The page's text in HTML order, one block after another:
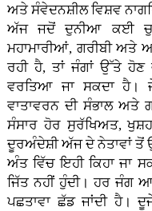
ਅਤੇ ਸੰਵੇਦਨਸ਼ੀਲ ਵਿਸ਼ਵ
ਅੱਜ ਜਦੋਂ ਦੁਨੀਆ ਕਈ
ਮਹਾਮਾਰੀਆਂ, ਗਰੀਬੀ ਅਤੇ
ਰਹੀ ਹੈ, ਤਾਂ ਜੰਗਾਂ ਉੱਤੇ ਹੋਣ
ਵਰਤਿਆ ਜਾ ਸਕਦਾ ਹੈ।
ਵਾਤਾਵਰਨ ਦੀ ਸੰਭਾਲ ਅਤੇ
ਸੰਸਾਰ ਹੋਰ ਸੁਰੱਖਿਅਤ,
ਦੂਰਅੰਦੇਸ਼ੀ ਅੱਜ ਦੇ ਨੇਤਾਵਾਂ ਤੋਂ
ਅੰਤ ਵਿੱਚ ਇਹੀ ਕਿਹਾ ਜਾ
ਜਿੱਤ ਨਹੀਂ ਹੁੰਦੀ। ਹਰ ਜੰਗ
ਪਛਤਾਵਾ ਛੱਡ ਜਾਂਦੀ ਹੈ।